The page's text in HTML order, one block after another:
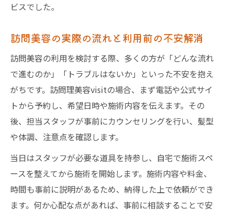
ビスでした。
訪問美容の実際の流れと利用前の不安解消
訪問美容の利用を検討する際、多くの方が「どんな流れ
で進むのか」「トラブルはないか」といった不安を抱え
がちです。訪問理美容visitの場合、まず電話や公式サイ
トから予約し、希望日時や施術内容を伝えます。その
後、担当スタッフが事前にカウンセリングを行い、髪型
や体調、注意点を確認します。
当日はスタッフが必要な道具を持参し、自宅で施術スペ
ースを整えてから施術を開始します。施術内容や料金、
時間も事前に説明があるため、納得した上で依頼ができ
ます。何か心配な点があれば、事前に相談することで安